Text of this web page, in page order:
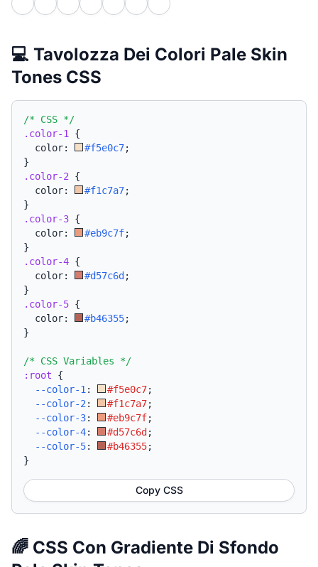
💻 Tavolozza Dei Colori Pale Skin
Tones CSS
/* CSS */
.color-1
{
  color:
#f5e0c7;
}
.color-2 {
  color:
#f1c7a7;
}
.color-3 {
  color:
#eb9c7f;
}
.color-4 {
  color:
#d57c6d ;
}
.color-5 {
  color:
#b46355;
}
/* CSS Variables */
:root {
--color-1 : #f5e0c7;
--color-2 : #f1c7a7;
--color-3: #eb9c7f;
--color-4: #d57c6d ;
--color-5: #b46355;
}
Copy CSS
🌈 CSS Con Gradiente Di Sfondo